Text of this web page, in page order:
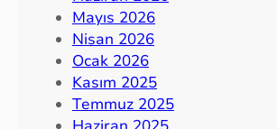
Mayıs 2026
Nisan 2026
Ocak 2026
Kasım 2025
Temmuz 2025